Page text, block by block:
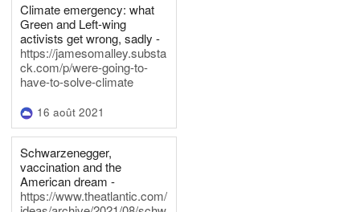
Climate emergency: what
Green and Left-wing
activists get wrong, sadly -
https://jamesomalley.substa
ck.com/p/were-going-to-
have-to-solve-climate
16 août 2021
Schwarzenegger,
vaccination and the
American dream -
https://www.theatlantic.com/